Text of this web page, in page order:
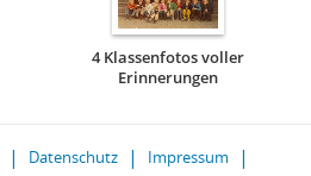
4 Klassenfotos voller
Erinnerungen
Datenschutz
Impressum